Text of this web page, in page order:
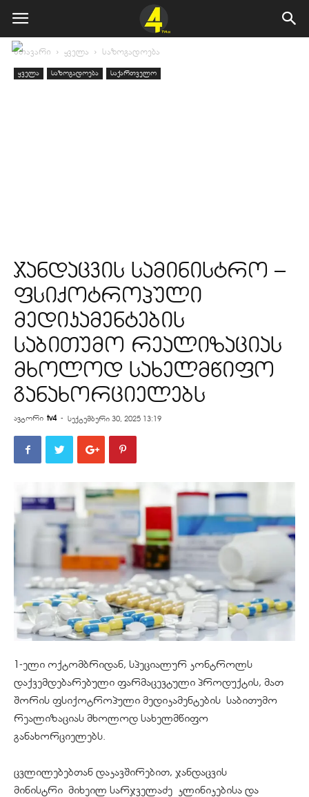
მთავარი ყველა საზოგადოება
ყველა საზოგადოება საქართველო
ჯანდაცვის სამინისტრო –
ფსიქოტროპული
მედიკამენტების
საბითუმო რეალიზაციას
მხოლოდ სახელმწიფო
განახორციელებს
ავტორი tv4 - სექტემბერი 30, 2025 13:19
1-ელი ოქტომბრიდან, სპეციალურ კონტროლს
დაქვემდებარებული ფარმაცევტული პროდუქტის, მათ
შორის ფსიქოტროპული მედიკამენტების საბითუმო
რეალიზაციას მხოლოდ სახელმწიფო
განახორციელებს.
ცვლილებებთან დაკავშირებით, ჯანდაცვის
მინისტრი მიხეილ სარჯველაძე კლინიკებისა და